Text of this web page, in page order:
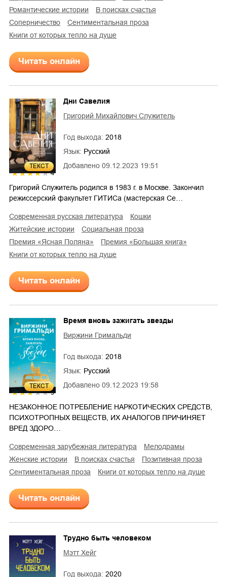
романтические истории
в поисках счастья
соперничество
сентиментальная проза
Книги от которых тепло на душе
Читать онлайн
ТЕКСТ
4
Добавлено 09.12.2023 19:51
Дни Савелия
Григорий Михайлович Служитель
Год выхода: 2018
Язык: Русский
Григорий Служитель родился в 1983 г. в Москве. Закончил
режиссерский факультет ГИТИСа (мастерская Се…
современная русская литература
кошки
житейские истории
социальная проза
премия «Ясная Поляна»
премия «Большая книга»
Книги от которых тепло на душе
Читать онлайн
ТЕКСТ
3
Добавлено 09.12.2023 19:58
Время вновь зажигать звезды
Виржини Гримальди
Год выхода: 2018
Язык: Русский
НЕЗАКОННОЕ ПОТРЕБЛЕНИЕ НАРКОТИЧЕСКИХ СРЕДСТВ,
ПСИХОТРОПНЫХ ВЕЩЕСТВ, ИХ АНАЛОГОВ ПРИЧИНЯЕТ
ВРЕД ЗДОРО…
современная зарубежная литература
мелодрамы
женские истории
в поисках счастья
позитивная проза
сентиментальная проза
Книги от которых тепло на душе
Читать онлайн
Трудно быть человеком
Мэтт Хейг
Год выхода: 2020